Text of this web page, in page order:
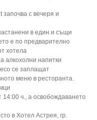
с вечеря и
в един и същи
е по предварително
хотела
алкохолни напитки
се заплащат
меню в ресторанта.
14:00 ч., а освобождаването
в Хотел Астрея, гр.